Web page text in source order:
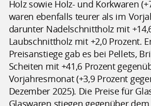
Holz sowie Holz- und Korkwaren
waren ebenfalls teurer als im
darunter Nadelschnittholz mit
Laubschnittholz mit +2,0 Prozent.
Preisanstiege gab es bei Pellets,
Scheiten mit +41,6 Prozent
Vorjahresmonat (+3,9 Prozent
Dezember 2025). Die Preise für
Glaswaren stiegen gegenüber dem